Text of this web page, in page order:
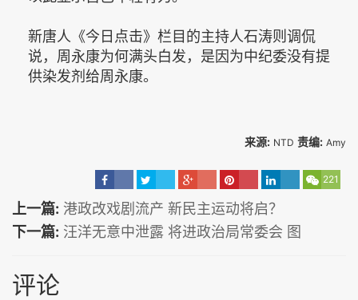
新唐人《今日点击》栏目的主持人石涛则调侃
说，周永康为何满头白发，是因为中纪委没有提
供染发剂给周永康。
来源: NTD 责编: Amy
221
上一篇: 港政改戏剧流产 新民主运动将启？
下一篇: 汪洋无意中泄露 将进政治局常委会 图
评论